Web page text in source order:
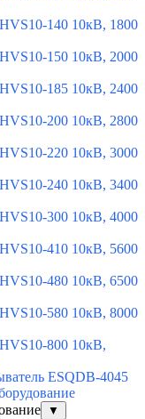
140 10кВ, 1800
150 10кВ, 2000
185 10кВ, 2400
200 10кВ, 2800
220 10кВ, 3000
240 10кВ, 3400
300 10кВ, 4000
410 10кВ, 5600
480 10кВ, 6500
580 10кВ, 8000
800 10кВ,
ESQDB-4045
▼